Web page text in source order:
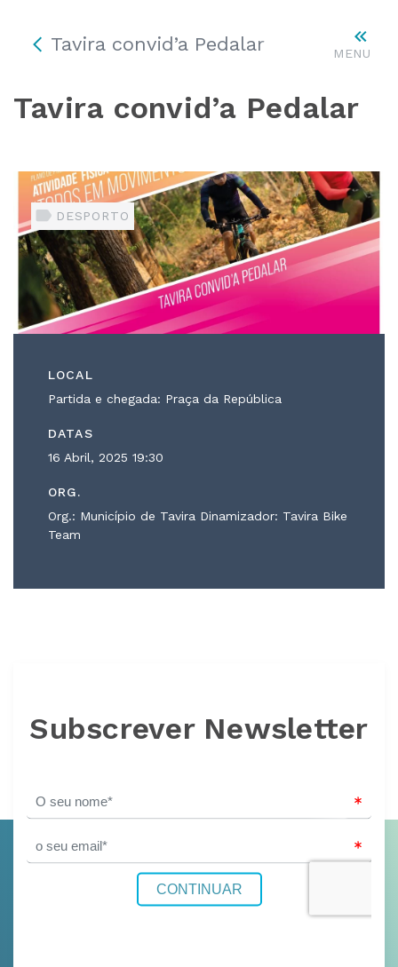
MENU
Tavira convid’a Pedalar
Tavira convid’a Pedalar
DESPORTO
LOCAL
Partida e chegada: Praça da República
DATAS
16 Abril, 2025 19:30
ORG.
Org.: Município de Tavira Dinamizador: Tavira Bike
Team
Subscrever Newsletter